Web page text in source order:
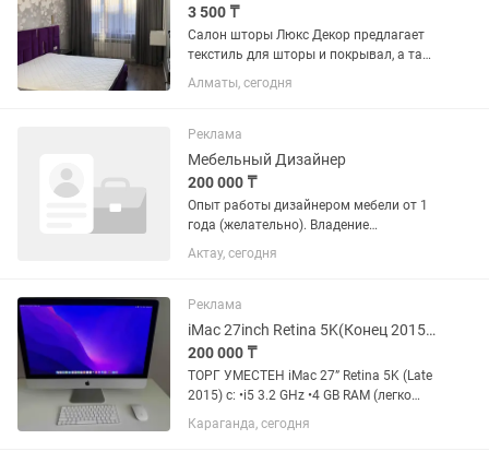
3 500 ₸
Салон шторы Люкс Декор предлагает
текстиль для шторы и покрывал, а так
же пошив шторы на заказ. Мы с
радостью привезем салон к Вам!!!
Алматы, сегодня
Реклама
Мебельный Дизайнер
200 000 ₸
Опыт работы дизайнером мебели от 1
года (желательно). Владение
программами PRO100, SketchUp (3ds
Max — будет преимуществом). Умение
материалов, мебельной...
Актау, сегодня
Реклама
iMac 27inch Retina 5K(Конец 2015 выпуск)
200 000 ₸
ТОРГ УМЕСТЕН iMac 27” Retina 5K (Late
2015) с: •i5 3.2 GHz •4 GB RAM (легко
апгрейдить до 16-32gb ram по
желанию !) •AMD R9 M380 Клавиатура
Караганда, сегодня